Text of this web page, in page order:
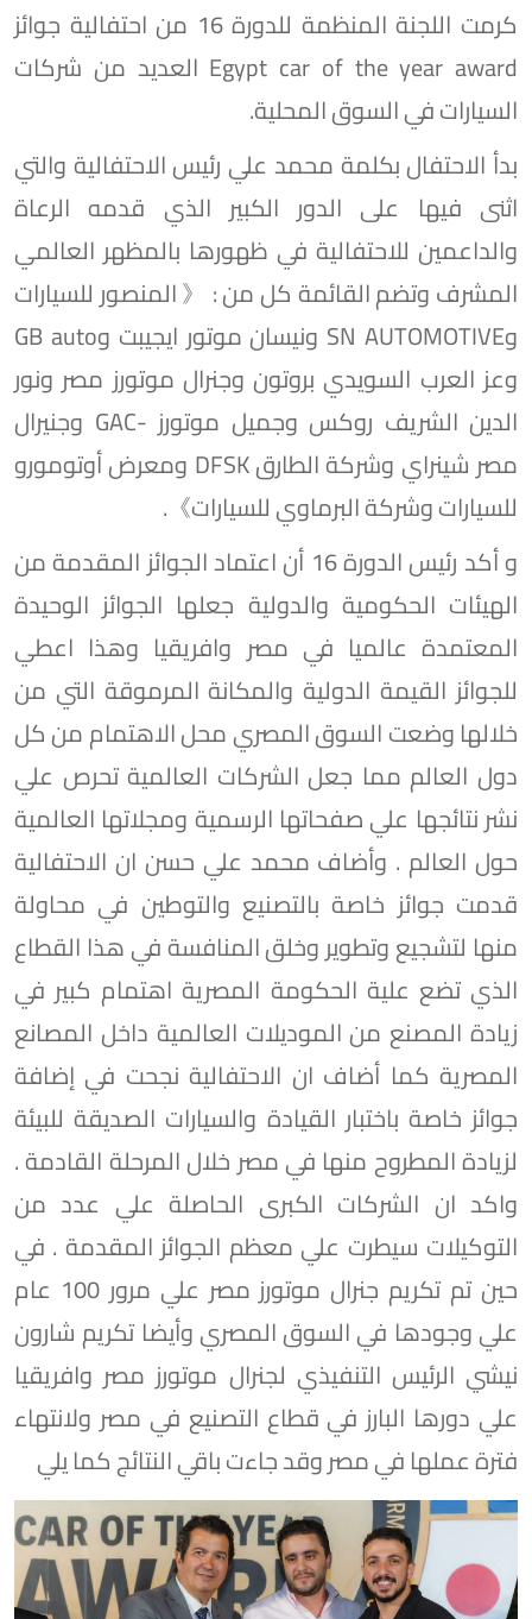
كرمت اللجنة المنظمة للدورة 16 من احتفالية جوائز
Egypt car of the year award العديد من شركات
السيارات في السوق المحلية.
بدأ الاحتفال بكلمة محمد علي رئيس الاحتفالية والتي
اثنى فيها على الدور الكبير الذي قدمه الرعاة
والداعمين للاحتفالية في ظهورها بالمظهر العالمي
المشرف وتضم القائمة كل من : 《 المنصور للسيارات
وSN AUTOMOTIVE ونيسان موتور ايجيبت وGB auto
وعز العرب السويدي بروتون وجنرال موتورز مصر ونور
الدين الشريف روكس وجميل موتورز -GAC وجنيرال
مصر شينراي وشركة الطارق DFSK ومعرض أوتومورو
للسيارات وشركة البرماوي للسيارات》.
و أكد رئيس الدورة 16 أن اعتماد الجوائز المقدمة من
الهيئات الحكومية والدولية جعلها الجوائز الوحيدة
المعتمدة عالميا في مصر وافريقيا وهذا اعطي
للجوائز القيمة الدولية والمكانة المرموقة التي من
خلالها وضعت السوق المصري محل الاهتمام من كل
دول العالم مما جعل الشركات العالمية تحرص علي
نشر نتائجها علي صفحاتها الرسمية ومجلاتها العالمية
حول العالم . وأضاف محمد علي حسن ان الاحتفالية
قدمت جوائز خاصة بالتصنيع والتوطين في محاولة
منها لتشجيع وتطوير وخلق المنافسة في هذا القطاع
الذي تضع علية الحكومة المصرية اهتمام كبير في
زيادة المصنع من الموديلات العالمية داخل المصانع
المصرية كما أضاف ان الاحتفالية نجحت في إضافة
جوائز خاصة باختبار القيادة والسيارات الصديقة للبيئة
لزيادة المطروح منها في مصر خلال المرحلة القادمة .
واكد ان الشركات الكبرى الحاصلة علي عدد من
التوكيلات سيطرت علي معظم الجوائز المقدمة . في
حين تم تكريم جنرال موتورز مصر علي مرور 100 عام
علي وجودها في السوق المصري وأيضا تكريم شارون
نيشي الرئيس التنفيذي لجنرال موتورز مصر وافريقيا
علي دورها البارز في قطاع التصنيع في مصر ولانتهاء
فترة عملها في مصر وقد جاءت باقي النتائج كما يلي